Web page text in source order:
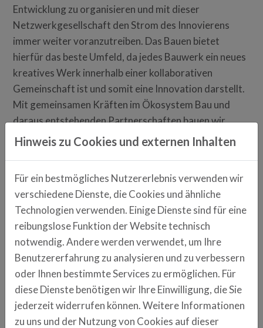
Entwicklung zu organisieren und mit dieser
Netzwerkgesellschaft den Strom des Innovierens
immer weiter voranzutreiben. Das Bauen bietet
hierfür das beste Umfeld, da jedes Bauwerk ein neues
kreatives Werk innerhalb einer kollaborativen
Gemeinschaft ist und somit eine Innovation darstellt.
Mit gemeinsamen Kräften im Ökosystem Bau und
daraus entstehenden Partnerschaften bauen wir
neuartige Lebensräume für Menschen.
Anschrift
Franz-Mayer-sTraße 1
93053 Regensburg
Ansprechpartner
Michael Thon
+49 941 6006-45
michael.thon
tausendpfund.group
Hinweis zu Cookies und externen Inhalten
Für ein bestmögliches Nutzererlebnis verwenden wir
verschiedene Dienste, die Cookies und ähnliche
Technologien verwenden. Einige Dienste sind für eine
reibungslose Funktion der Website technisch
notwendig. Andere werden verwendet, um Ihre
Benutzererfahrung zu analysieren und zu verbessern
oder Ihnen bestimmte Services zu ermöglichen. Für
diese Dienste benötigen wir Ihre Einwilligung, die Sie
jederzeit widerrufen können. Weitere Informationen
zu uns und der Nutzung von Cookies auf dieser